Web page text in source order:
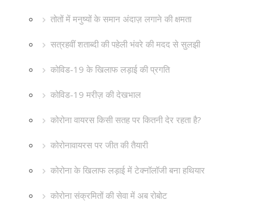
तोतों में मनुष्यों के समान अंदाज़ लगाने की क्षमता
सत्रहवीं शताब्दी की पहेली भंवरे की मदद से सुलझी
कोविड-19 के खिलाफ लड़ाई की प्रगति
कोविड-19 मरीज़ की देखभाल
कोरोना वायरस किसी सतह पर कितनी देर रहता है?
कोरोनावायरस पर जीत की तैयारी
कोरोना के खिलाफ लड़ाई में टेक्नॉलॉजी बना हथियार
कोरोना संक्रमितों की सेवा में अब रोबोट